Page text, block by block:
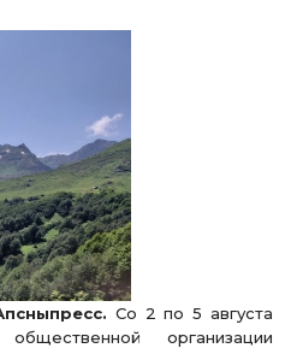
Со 2 по 5 августа
организации